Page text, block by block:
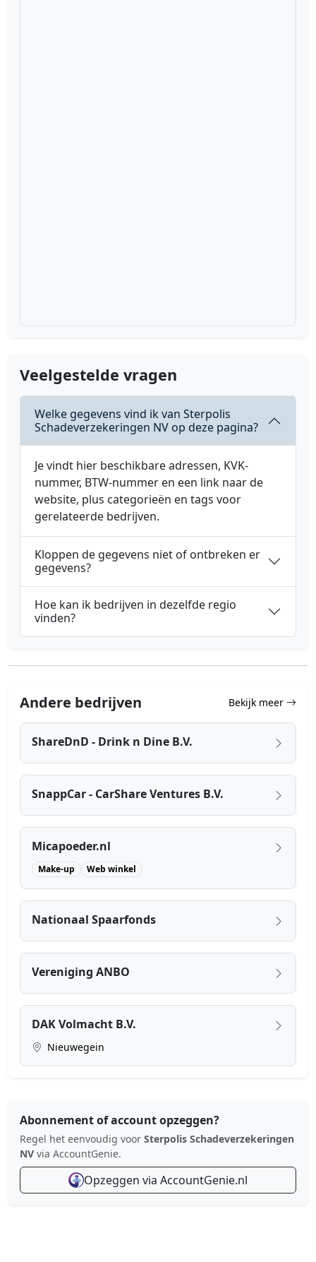
Veelgestelde vragen
Welke gegevens vind ik van Sterpolis
Schadeverzekeringen NV op deze pagina?
Je vindt hier beschikbare adressen, KVK-
nummer, BTW-nummer en een link naar de
website, plus categorieën en tags voor
gerelateerde bedrijven.
Kloppen de gegevens niet of ontbreken er
gegevens?
Hoe kan ik bedrijven in dezelfde regio
vinden?
Andere bedrijven Bekijk meer
ShareDnD - Drink n Dine B.V.
SnappCar - CarShare Ventures B.V.
Micapoeder.nl
Make-up Web winkel
Nationaal Spaarfonds
Vereniging ANBO
DAK Volmacht B.V.
Nieuwegein
Abonnement of account opzeggen?
Regel het eenvoudig voor Sterpolis Schadeverzekeringen
NV via AccountGenie.
Opzeggen via AccountGenie.nl